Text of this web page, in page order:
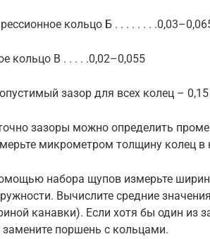
кольцо Б . . . . . . .
кольцо В . . . . .0,02–0,055
зазор для всех колец –
зазоры можно определить
микрометром толщину колец в
набора щупов измерьте
Вычислите средние
канавки). Если хотя бы один из
поршень с кольцами.